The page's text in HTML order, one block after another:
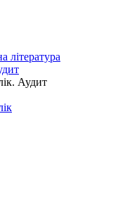
література
Аудит